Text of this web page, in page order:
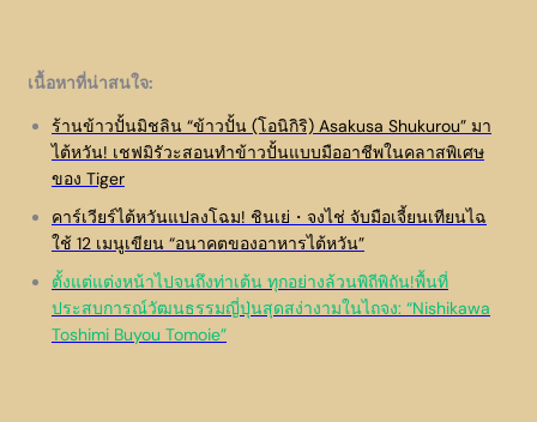
เนื้อหาที่น่าสนใจ:
ร้านข้าวปั้นมิชลิน “ข้าวปั้น (โอนิกิริ) Asakusa Shukurou” มา
ไต้หวัน! เชฟมิรัวะสอนทำข้าวปั้นแบบมืออาชีพในคลาสพิเศษ
ของ Tiger
คาร์เวียร์ไต้หวันแปลงโฉม! ชินเย่・จงไช่ จับมือเจี้ยนเทียนไฉ
ใช้ 12 เมนูเขียน “อนาคตของอาหารไต้หวัน”
ตั้งแต่แต่งหน้าไปจนถึงท่าเต้น ทุกอย่างล้วนพิถีพิถัน!พื้นที่
ประสบการณ์วัฒนธรรมญี่ปุ่นสุดสง่างามในไถจง: “Nishikawa
Toshimi Buyou Tomoie”